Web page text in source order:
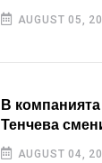
AUGUST 05,
В
Тенчева
AUGUST 04,